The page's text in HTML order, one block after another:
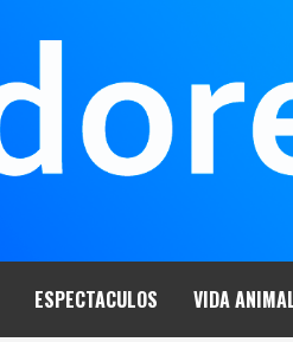
ESPECTACULOS VIDA